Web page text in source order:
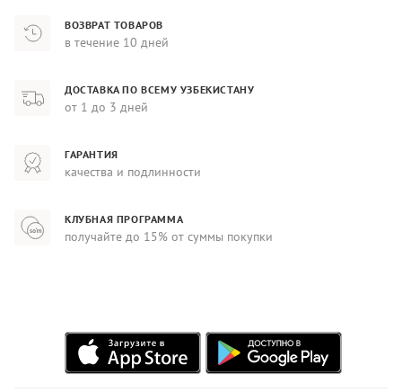
ВОЗВРАТ ТОВАРОВ
в течение 10 дней
ДОСТАВКА ПО ВСЕМУ УЗБЕКИСТАНУ
от 1 до 3 дней
ГАРАНТИЯ
качества и подлинности
КЛУБНАЯ ПРОГРАММА
получайте до 15% от суммы покупки